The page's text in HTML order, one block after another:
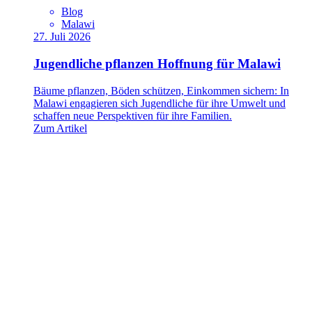
Blog
Malawi
27. Juli 2026
Jugendliche pflanzen Hoffnung für Malawi
Bäume pflanzen, Böden schützen, Einkommen sichern: In
Malawi engagieren sich Jugendliche für ihre Umwelt und
schaffen neue Perspektiven für ihre Familien.
Zum Artikel